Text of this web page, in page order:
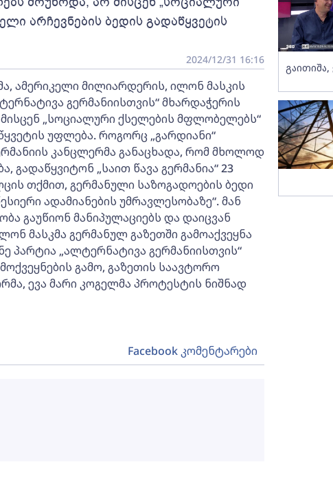
არჩევნების ბედის გადაწყვეტის
2024/12/31 16:16
ამერიკელი მილიარდერის, ილონ მასკის
გერმანიისთვის“ მხარდაჭერის
„სოციალური ქსელების მფლობელებს“
უფლება. როგორც „გარდიანი“
კანცლერმა განაცხადა, რომ მხოლოდ
გადაწყვიტონ „საით წავა გერმანია“ 23
თქმით, გერმანული საზოგადოების ბედი
ადამიანების უმრავლესობაზე“. მან
გაუწიონ მანიპულაციებს და დაიცვან
მასკმა გერმანულ გაზეთში გამოაქვეყნა
პარტია „ალტერნატივა გერმანიისთვის“
გამო, გაზეთის საავტორო
ევა მარი კოგელმა პროტესტის ნიშნად
Facebook კომენტარები